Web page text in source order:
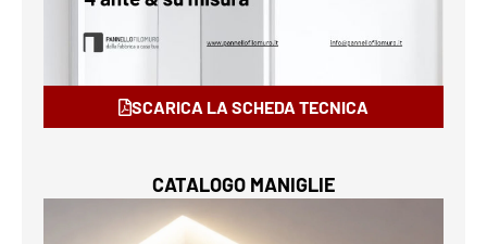
SCARICA LA SCHEDA TECNICA
CATALOGO MANIGLIE